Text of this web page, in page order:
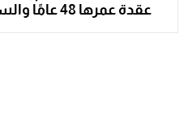
عقدة عمرها 48 عامًا والسنغال يفقد اللقب